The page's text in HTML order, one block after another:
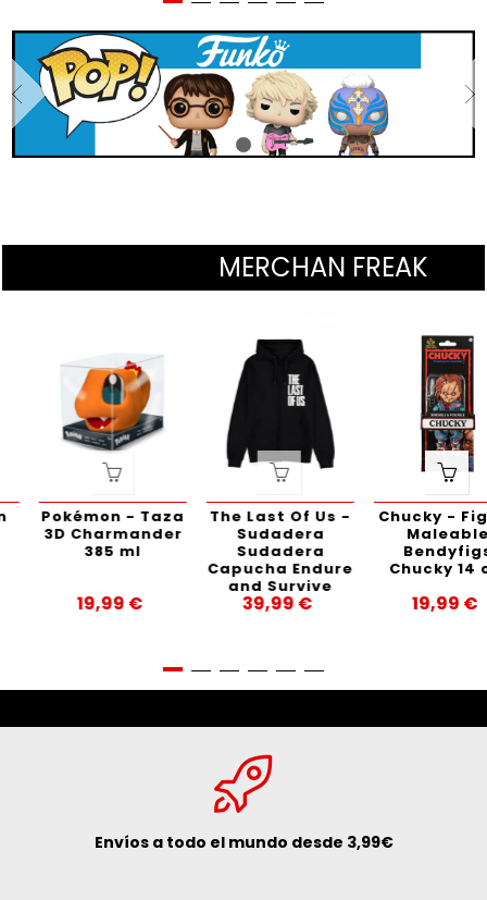
MERCHAN FREAK
Pokémon - Taza
3D Charmander
385 ml
Precio
19,99 €
The Last Of Us -
Sudadera
Sudadera
Capucha Endure
and Survive
Precio
39,99 €
Chucky - Figura
Maleable
Bendyfigs
Chucky 14 cm
Precio
19,99 €
Envíos a todo el mundo desde 3,99€